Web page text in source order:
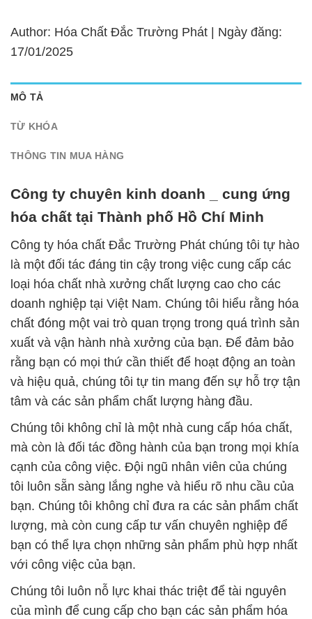
Author: Hóa Chất Đắc Trường Phát | Ngày đăng:
17/01/2025
MÔ TẢ
TỪ KHÓA
THÔNG TIN MUA HÀNG
Công ty chuyên kinh doanh _ cung ứng
hóa chất tại Thành phố Hồ Chí Minh
Công ty hóa chất Đắc Trường Phát chúng tôi tự hào
là một đối tác đáng tin cậy trong việc cung cấp các
loại hóa chất nhà xưởng chất lượng cao cho các
doanh nghiệp tại Việt Nam. Chúng tôi hiểu rằng hóa
chất đóng một vai trò quan trọng trong quá trình sản
xuất và vận hành nhà xưởng của bạn. Để đảm bảo
rằng bạn có mọi thứ cần thiết để hoạt động an toàn
và hiệu quả, chúng tôi tự tin mang đến sự hỗ trợ tận
tâm và các sản phẩm chất lượng hàng đầu.
Chúng tôi không chỉ là một nhà cung cấp hóa chất,
mà còn là đối tác đồng hành của bạn trong mọi khía
cạnh của công việc. Đội ngũ nhân viên của chúng
tôi luôn sẵn sàng lắng nghe và hiểu rõ nhu cầu của
bạn. Chúng tôi không chỉ đưa ra các sản phẩm chất
lượng, mà còn cung cấp tư vấn chuyên nghiệp để
bạn có thể lựa chọn những sản phẩm phù hợp nhất
với công việc của bạn.
Chúng tôi luôn nỗ lực khai thác triệt để tài nguyên
của mình để cung cấp cho bạn các sản phẩm hóa